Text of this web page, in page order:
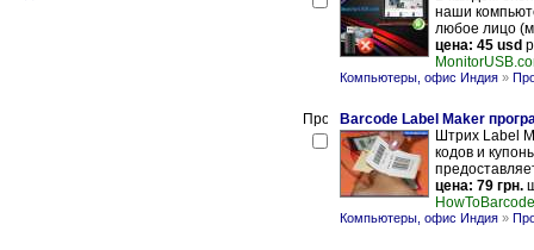
наши
любое лицо
цена: 45 usd
Компьютеры, офис Индия »
Barcode Label Maker
Штрих Label
кодов и
цена: 79 грн.
HowToBarcode
Компьютеры, офис Индия »